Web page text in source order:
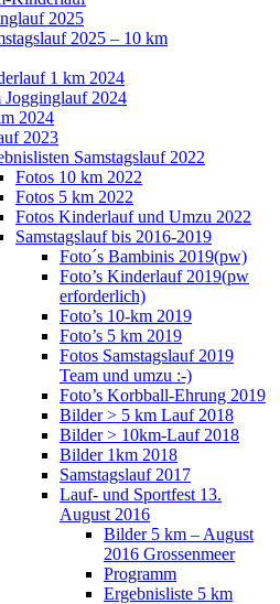
2025
2025 – 10 km
1 km 2024
Jogginglauf 2024
2024
2023
Samstagslauf 2022
Fotos 10 km 2022
Fotos 5 km 2022
Fotos Kinderlauf und Umzu 2022
Samstagslauf bis 2016-2019
Foto´s Bambinis 2019(pw)
Foto’s Kinderlauf 2019(pw
erforderlich)
Foto’s 10-km 2019
Foto’s 5 km 2019
Fotos Samstagslauf 2019
Team und umzu :-)
Foto’s Korbball-Ehrung 2019
Bilder > 5 km Lauf 2018
Bilder > 10km-Lauf 2018
Bilder 1km 2018
Samstagslauf 2017
Lauf- und Sportfest 13.
August 2016
Bilder 5 km – August
2016 Grossenmeer
Programm
Ergebnisliste 5 km